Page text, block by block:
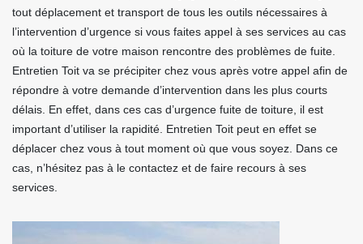
tout déplacement et transport de tous les outils nécessaires à
l’intervention d’urgence si vous faites appel à ses services au cas
où la toiture de votre maison rencontre des problèmes de fuite.
Entretien Toit va se précipiter chez vous après votre appel afin de
répondre à votre demande d’intervention dans les plus courts
délais. En effet, dans ces cas d’urgence fuite de toiture, il est
important d’utiliser la rapidité. Entretien Toit peut en effet se
déplacer chez vous à tout moment où que vous soyez. Dans ce
cas, n’hésitez pas à le contactez et de faire recours à ses
services.